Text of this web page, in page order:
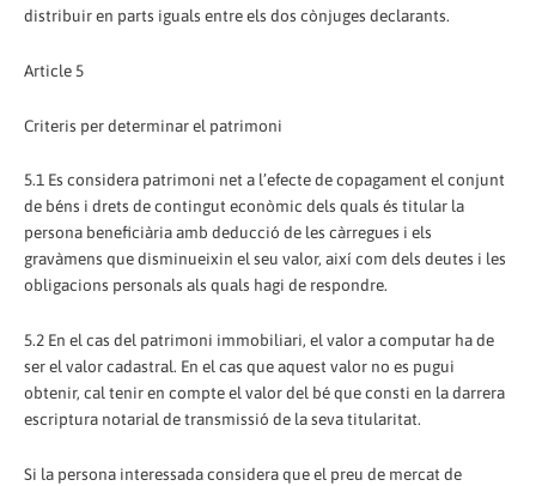
distribuir en parts iguals entre els dos cònjuges declarants.
Article 5
Criteris per determinar el patrimoni
5.1 Es considera patrimoni net a l’efecte de copagament el conjunt
de béns i drets de contingut econòmic dels quals és titular la
persona beneficiària amb deducció de les càrregues i els
gravàmens que disminueixin el seu valor, així com dels deutes i les
obligacions personals als quals hagi de respondre.
5.2 En el cas del patrimoni immobiliari, el valor a computar ha de
ser el valor cadastral. En el cas que aquest valor no es pugui
obtenir, cal tenir en compte el valor del bé que consti en la darrera
escriptura notarial de transmissió de la seva titularitat.
Si la persona interessada considera que el preu de mercat de